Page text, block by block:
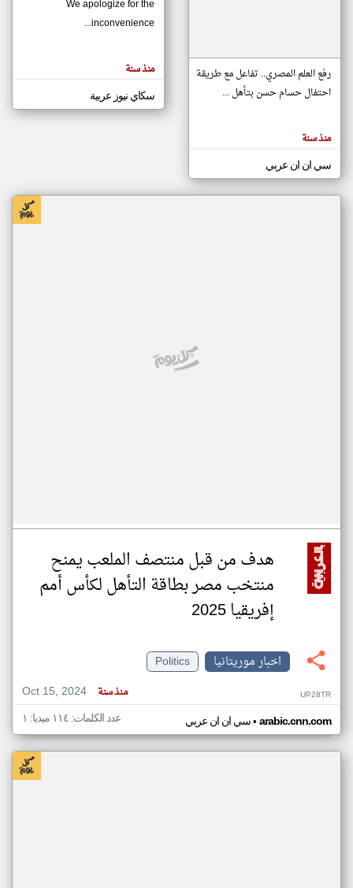
مصادر الأخبار من موريتانيا
اخبار موريتانيا على مدار الساعة
أهم اخبار موريتانيا العاجلة والمباشرة
المقالات
الموجوده
هنا عن
رفع العلم المصري.. تفاعل مع طريقة
احتفال حسام حسن بتأهل ...
منذ سنة
سي ان ان عربي
We apologize for the
inconvenience...
منذ سنة
سكاي نيوز عربية
هدف من قبل منتصف الملعب يمنح
منتخب مصر بطاقة التأهل لكأس أمم
إفريقيا 2025
اخبار موريتانيا
Politics
Oct 15, 2024
منذ سنة UP28TR
سي ان ان عربي• arabic.cnn.com عدد الكلمات: ١١٤ ميديا: ١
klyoum.com